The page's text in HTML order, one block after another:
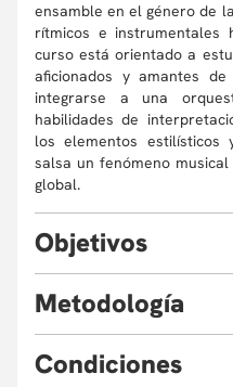
ensamble en el género de
rítmicos e instrumentales
curso está orientado a
aficionados y amantes
integrarse a una
habilidades de
los elementos
salsa un fenómeno
global.
Objetivos
Fomentar en los
necesarias para
permitan superar el
Metodología
práctico y vivencial,
Condiciones